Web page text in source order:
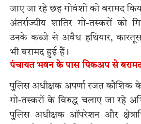
जाए जा रहे छह गोवंशों को बरामद
अंतर्राज्यीय शातिर गो-तस्करों को
उनके कब्जे से अवैध हथियार,
भी बरामद हुई हैं।
पंचायत भवन के पास पिकअप से
पुलिस अधीक्षक अपर्णा रजत कौशिक
गो-तस्करों के विरुद्ध चलाए जा रहे
पुलिस अधीक्षक ऑपरेशन और